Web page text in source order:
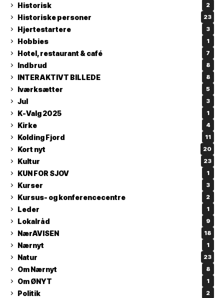
Historisk 2
Historiske personer 23
Hjertestartere 3
Hobbies 1
Hotel, restaurant & café 7
Indbrud 8
INTERAKTIVT BILLEDE 8
Iværksætter 5
Jul 3
K-Valg 2025 1
Kirke 4
Kolding Fjord 11
Kort nyt 20
Kultur 23
KUN FOR SJOV 1
Kurser 3
Kursus- og konferencecentre 2
Leder 1
Lokalråd 9
NærAVISEN 18
Nærnyt 1
Natur 23
Om Nærnyt 8
Om ØNYT 1
Politik 2